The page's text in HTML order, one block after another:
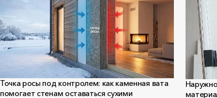
Точка росы под контролем: как каменная вата
помогает стенам оставаться сухими